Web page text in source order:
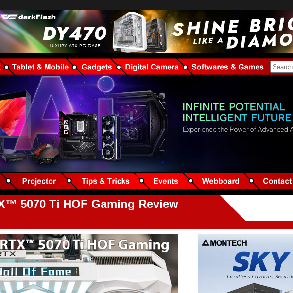
5070 Ti HOF Gaming Review